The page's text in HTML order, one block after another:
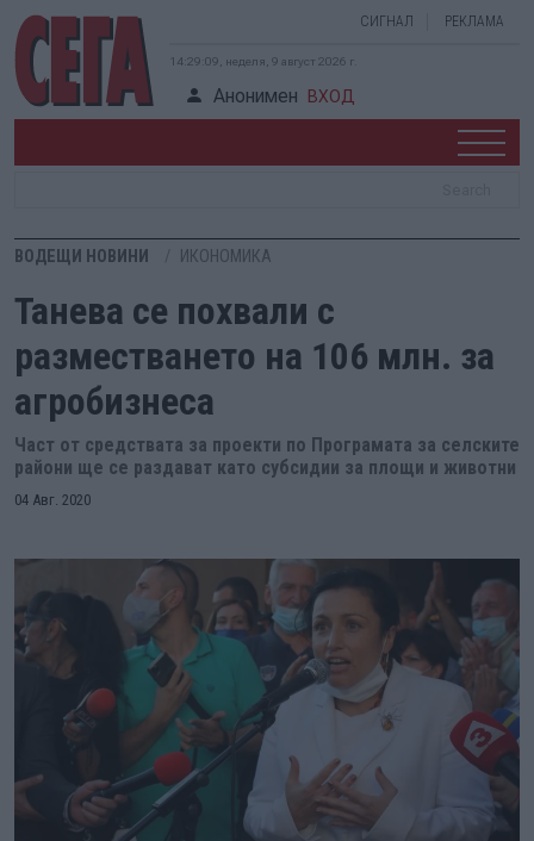
СИГНАЛ РЕКЛАМА
14:29:10, неделя, 9 август 2026 г.
Анонимен ВХОД
ВОДЕЩИ НОВИНИ ИКОНОМИКА
Танева се похвали с
разместването на 106 млн. за
агробизнеса
Част от средствата за проекти по Програмата за селските
райони ще се раздават като субсидии за площи и животни
04 Авг. 2020